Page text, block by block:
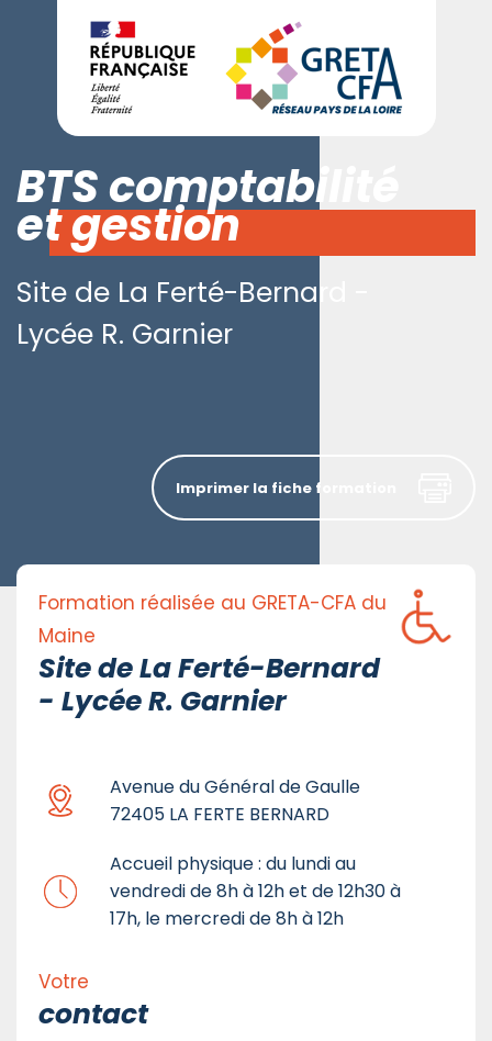
BTS comptabilité
et gestion
Site de La Ferté-Bernard -
Lycée R. Garnier
Formation réalisée au GRETA-CFA du
Maine
Site de La Ferté-Bernard
- Lycée R. Garnier
Avenue du Général de Gaulle
72405 LA FERTE BERNARD
Accueil physique : du lundi au
vendredi de 8h à 12h et de 12h30 à
17h, le mercredi de 8h à 12h
Votre
contact
Imprimer la fiche formation